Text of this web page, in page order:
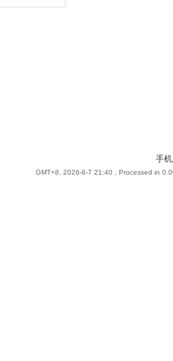
手
GMT+8, 2026-8-7 21:40 , Processed in